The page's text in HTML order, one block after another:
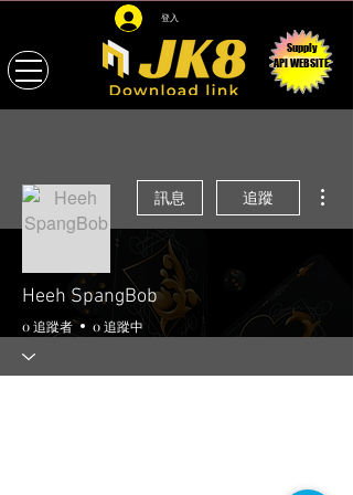
登入
Supply
API WEBSITE
訊息 追蹤
Heeh SpangBob
0 追蹤者 0 追蹤中